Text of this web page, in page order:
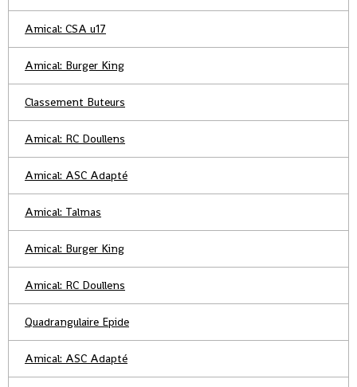
Amical: CSA u17
Amical: Burger King
Classement Buteurs
Amical: RC Doullens
Amical: ASC Adapté
Amical: Talmas
Amical: Burger King
Amical: RC Doullens
Quadrangulaire Epide
Amical: ASC Adapté